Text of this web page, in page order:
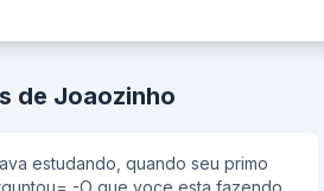
de Joaozinho
estudando, quando seu primo
esta fazendo